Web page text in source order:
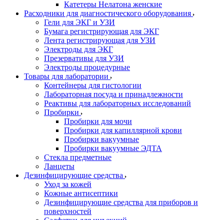
Катетеры Нелатона женские
Расходники для диагностического оборудования
Гели для ЭКГ и УЗИ
Бумага регистрирующая для ЭКГ
Лента регистрирующая для УЗИ
Электроды для ЭКГ
Презервативы для УЗИ
Электроды процедурные
Товары для лаборатории
Контейнеры для гистологии
Лабораторная посуда и принадлежности
Реактивы для лабораторных исследований
Пробирки
Пробирки для мочи
Пробирки для капиллярной крови
Пробирки вакуумные
Пробирки вакуумные ЭДТА
Стекла предметные
Ланцеты
Дезинфицирующие средства
Уход за кожей
Кожные антисептики
Дезинфицирующие средства для приборов и
поверхностей